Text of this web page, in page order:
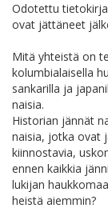
Odotettu
ovat jättäneet
Mitä yhteistä on
kolumbialaisella
sankarilla ja
naisia.
Historian jännät
naisia, jotka ovat
kiinnostavia,
ennen kaikkia
lukijan
heistä aiemmin?